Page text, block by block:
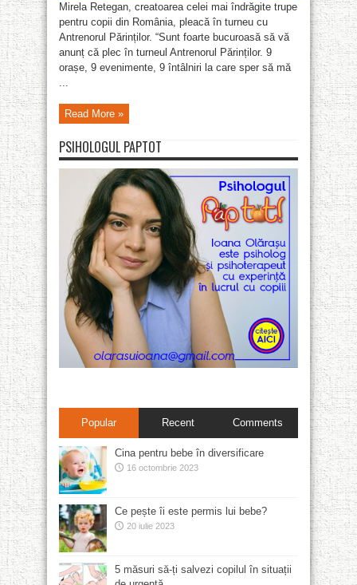
Mirela Retegan, creatoarea celei mai îndrăgite trupe
pentru copii din România, pleacă în turneu cu
Antrenorul Părinților. “Sunt foarte bucuroasă să vă
anunț că plec în turneul Antrenorul Părinților. 9
orașe, 9 evenimente, 9 întâlniri la care sper să mă
...
Read More »
PSIHOLOGUL PAPTOT
Popular Recent Comments
Cina pentru bebe în diversificare
16 octombrie 2023
Ce pește îi este permis lui bebe?
20 iulie 2023
5 măsuri să-ți salvezi copilul în situații